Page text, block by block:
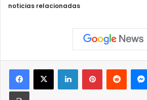
noticias relacionadas
Facebook
X LinkedInPinterestReddit
Imprimir